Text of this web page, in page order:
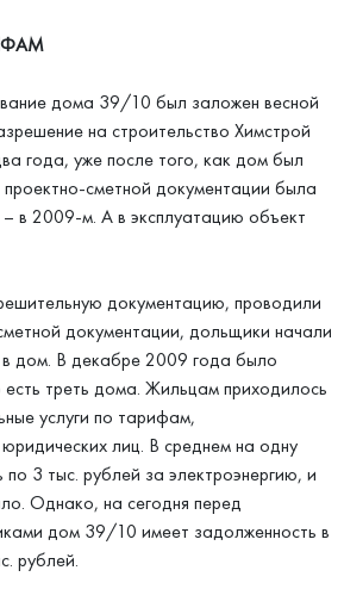
дома 39/10 был заложен весной
на строительство Химстрой
года, уже после того, как дом был
сметной документации была
в 2009-м. А в эксплуатацию объект
документацию, проводили
документации, дольщики начали
дом. В декабре 2009 года было
есть треть дома. Жильцам приходилось
услуги по тарифам,
лиц. В среднем на одну
по 3 тыс. рублей за электроэнергию, и
Однако, на сегодня перед
дом 39/10 имеет задолженность в
рублей.